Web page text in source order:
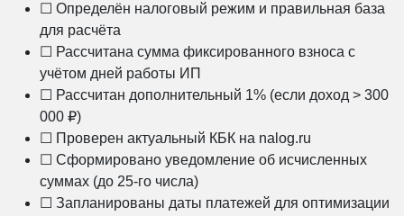
☐ Определён налоговый режим и правильная база
для расчёта
☐ Рассчитана сумма фиксированного взноса с
учётом дней работы ИП
☐ Рассчитан дополнительный 1% (если доход > 300
000 ₽)
☐ Проверен актуальный КБК на nalog.ru
☐ Сформировано уведомление об исчисленных
суммах (до 25-го числа)
☐ Запланированы даты платежей для оптимизации